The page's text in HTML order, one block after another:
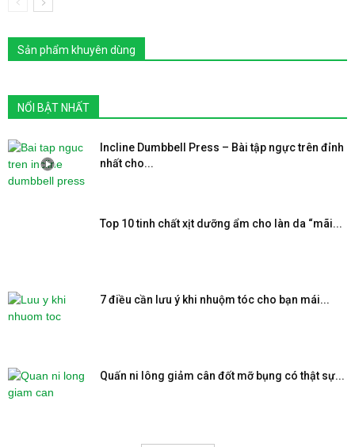
Sản phẩm khuyên dùng
NỔI BẬT NHẤT
Incline Dumbbell Press – Bài tập ngực trên đỉnh
nhất cho...
Top 10 tinh chất xịt dưỡng ẩm cho làn da “mãi...
7 điều cần lưu ý khi nhuộm tóc cho bạn mái...
Quấn ni lông giảm cân đốt mỡ bụng có thật sự...